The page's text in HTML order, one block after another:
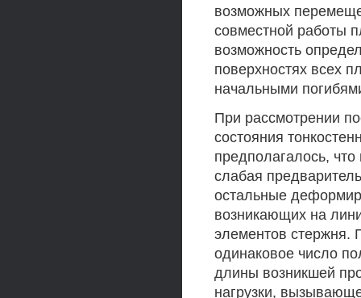
возможных
совместной работы
возможность
поверхностях всех
начальными
При рассмотрении
состояния
предполагалось,
слабая
остальные
возникающих на
элементов стержня.
одинаковое число
длины возникшей
нагрузки,